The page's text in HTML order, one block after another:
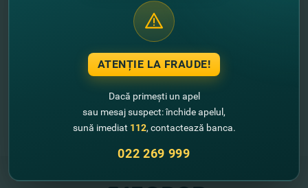
ATENȚIE LA FRAUDE!
Dacă primești un apel
sau mesaj suspect: închide apelul,
sună imediat 112, contactează banca.
022 269 999